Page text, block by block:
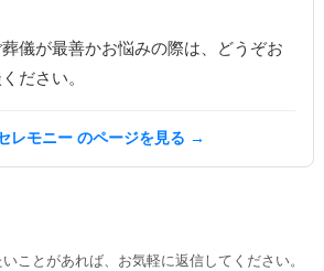
儀が最善かお悩みの際は、どうぞお
ださい。
レモニーのページを見る →
ことがあれば、お気軽に返信してください。